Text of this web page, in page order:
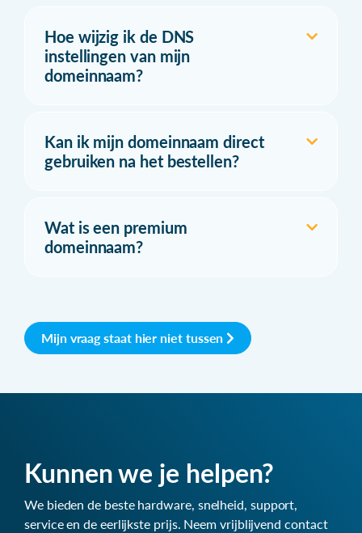
Hoe wijzig ik de DNS
instellingen van mijn
domeinnaam?
Kan ik mijn domeinnaam direct
gebruiken na het bestellen?
Wat is een premium
domeinnaam?
Mijn vraag staat hier niet tussen
Kunnen we je helpen?
We bieden de beste hardware, snelheid, support,
service en de eerlijkste prijs. Neem vrijblijvend contact